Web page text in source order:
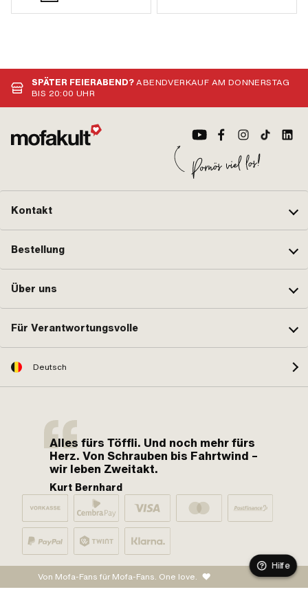
SPÄTER FEIERABEND?ABENDVERKAUF AM DONNERSTAG
BIS 20:00 UHR
Kontakt
Bestellung
Über uns
Für Verantwortungsvolle
Deutsch
Alles fürs Töffli. Und noch mehr fürs
Herz. Von Schrauben bis Fahrtwind –
wir leben Zweitakt.
Kurt Bernhard
Von Mofa-Fans für Mofa-Fans. One love.
Hilfe